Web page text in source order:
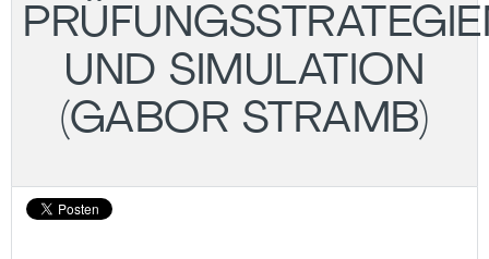
UND SIMULATION
(GABOR STRAMB)